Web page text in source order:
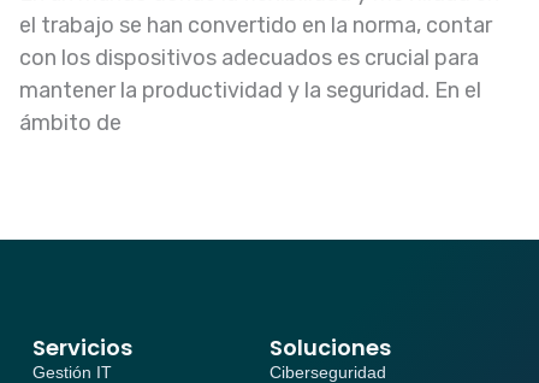
el trabajo se han convertido en la norma, contar
con los dispositivos adecuados es crucial para
mantener la productividad y la seguridad. En el
ámbito de
Servicios
Gestión IT
Soluciones
Ciberseguridad